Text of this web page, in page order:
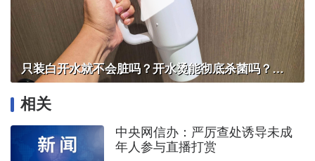
只装白开水就不会脏吗？开水烫能彻底杀菌吗？感控专家详解“吸管杯”藏菌真相｜都视频·热观察
相关
中央网信办：严厉查处诱导未成
年人参与直播打赏